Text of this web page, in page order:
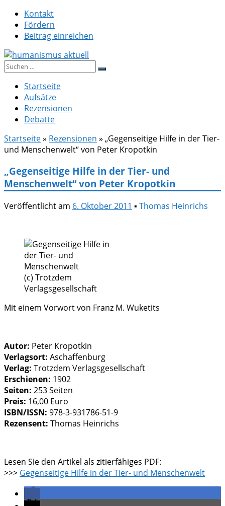
Zum
Inhalt
springen
Kontakt
Fördern
Beitrag einreichen
humanismus aktuell
Suche
Startseite
Aufsätze
Rezensionen
Debatte
Startseite» Rezensionen » „Gegenseitige Hilfe in der Tier-
und Menschenwelt“ von Peter Kropotkin
„Gegenseitige Hilfe in der Tier- und
Menschenwelt“ von Peter Kropotkin
Veröffentlicht am 6. Oktober 2011 ▪ Thomas Heinrichs
(c) Trotzdem
Verlagsgesellschaft
Mit einem Vorwort von Franz M. Wuketits
Autor: Peter Kropotkin
Verlagsort: Aschaffenburg
Verlag: Trotzdem Verlagsgesellschaft
Erschienen: 1902
Seiten: 253 Seiten
Preis: 16,00 Euro
ISBN/ISSN: 978-3-931786-51-9
Rezensent: Thomas Heinrichs
Lesen Sie den Artikel als zitierfähiges PDF:
>>> Gegenseitige Hilfe in der Tier- und Menschenwelt